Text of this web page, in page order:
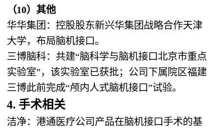
（10）其他
华华集团：控股股东新兴华集团战略合作天津
大学，布局脑机接口。
三博脑科：共建“脑科学与脑机接口北京市重点
实验室”，该实验室已获批；公司下属院区福建
三博此前完成“颅内人式脑机接口”试验。
4. 手术相关
洁净：港通医疗公司产品在脑机接口手术的基